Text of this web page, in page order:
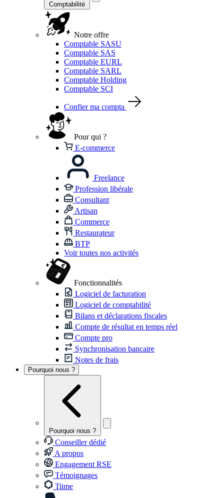
Comptabilité
Notre offre
Comptable SASU
Comptable SAS
Comptable EURL
Comptable SARL
Comptable Holding
Comptable SCI
Confier ma compta
Pour qui ?
E-commerce
Freelance
Profession libérale
Consultant
Artisan
Commerce
Restaurateur
BTP
Voir toutes nos activités
Fonctionnalités
Logiciel de facturation
Logiciel de comptabilité
Bilans et déclarations fiscales
Compte de résultat en temps réel
Compte pro
Synchronisation bancaire
Notes de frais
Pourquoi nous ?
Pourquoi nous ?
Conseiller dédié
A propos
Engagement RSE
Témoignages
Tiime